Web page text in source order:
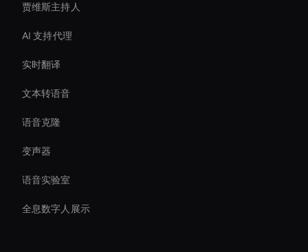
贾维斯主持人
AI 支持代理
实时翻译
文本转语音
语音克隆
变声器
语音实验室
全息数字人展示